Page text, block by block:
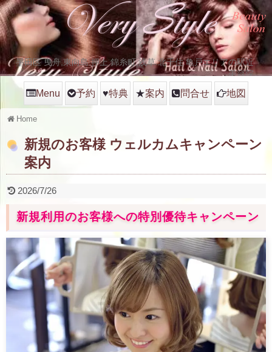
墨田区 曳舟,東向島.押上.錦糸町,浅草.北千住.亀戸エリアの駅近
美容院
Menu 予約 ♥特典 ★案内 問合せ 地図
Home
新規のお客様 ウェルカムキャンペーン
案内
2026/7/26
新規利用のお客様への特別優待キャンペーン